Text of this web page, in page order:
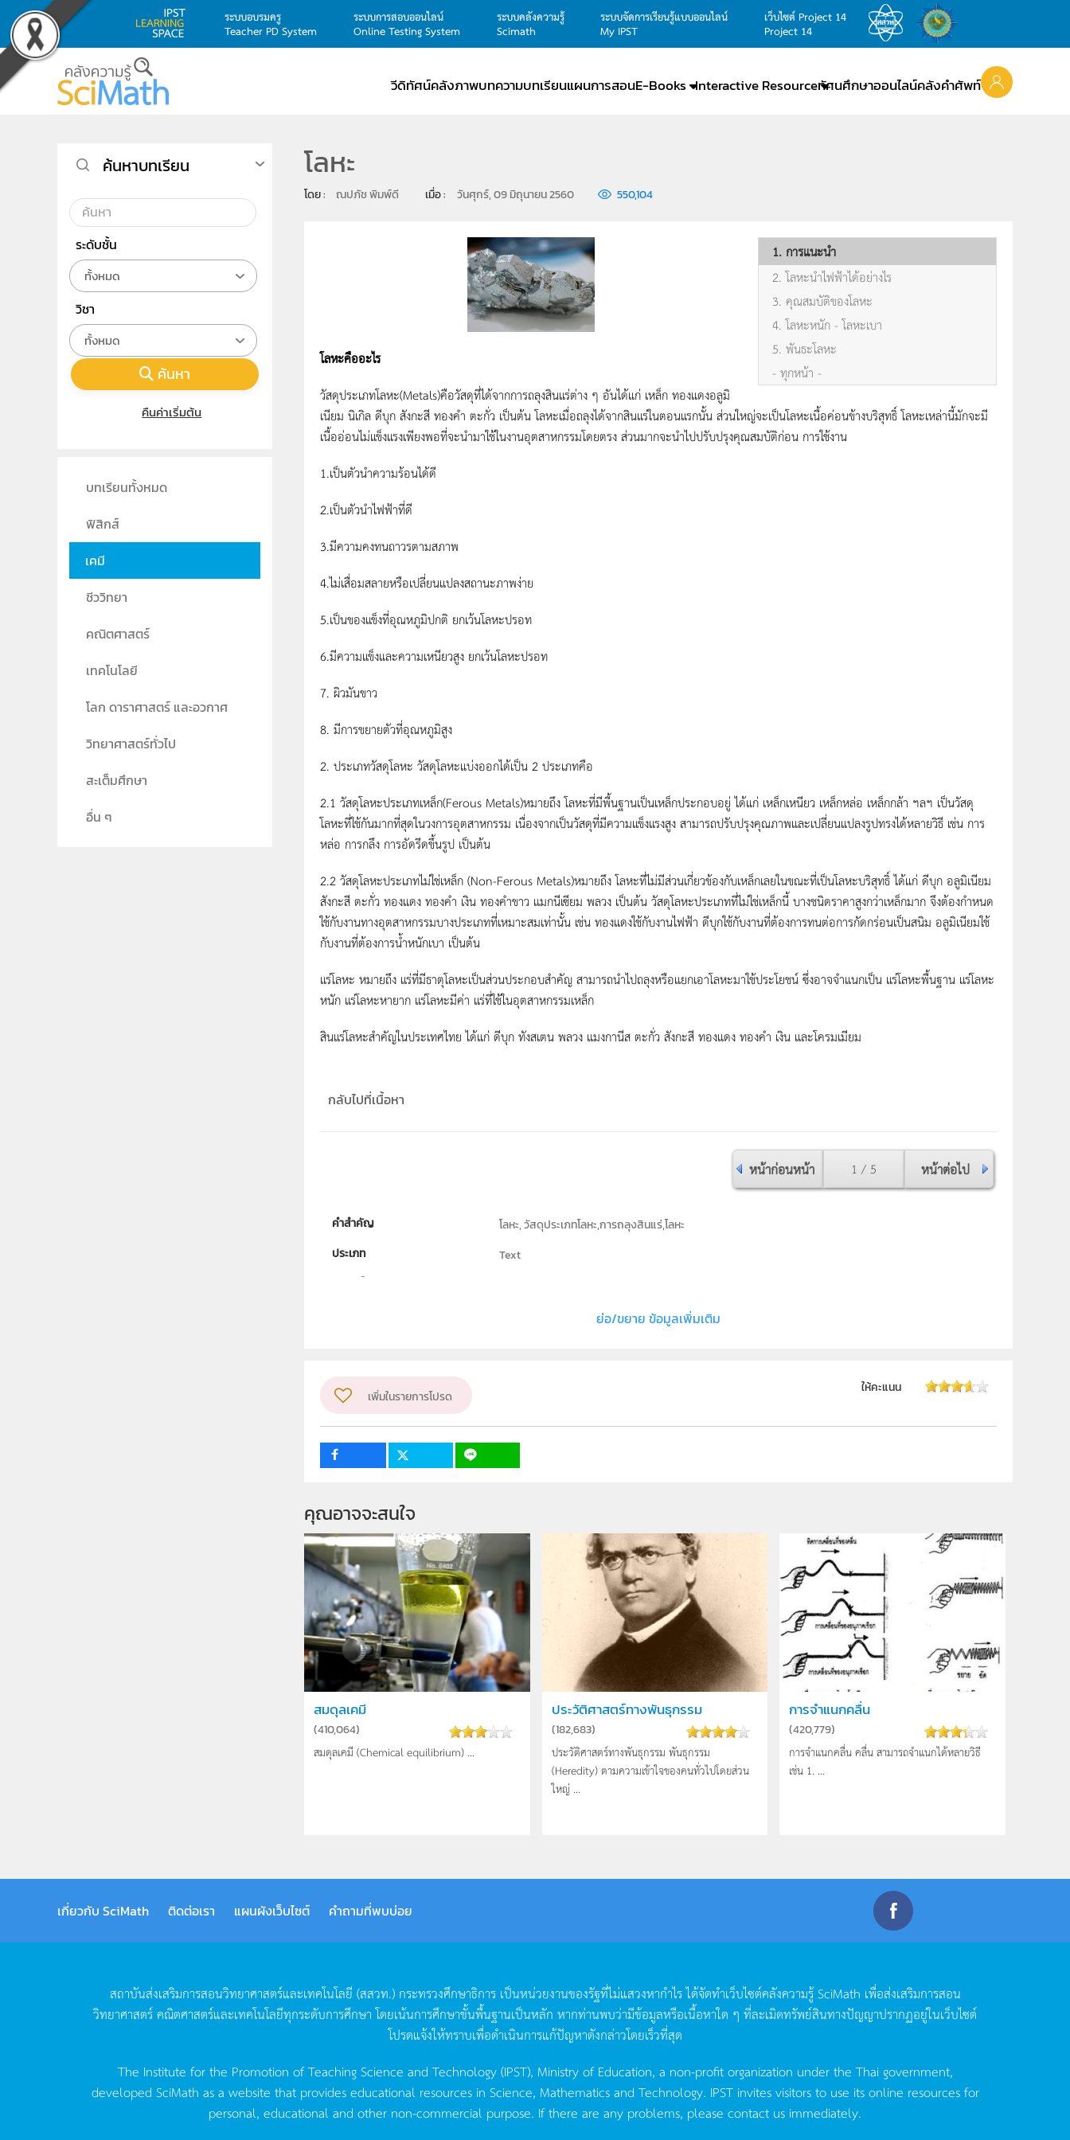
Skip to main content
ระบบอบรมครู
Teacher PD System
ระบบการสอบออนไลน์
Online Testing System
ระบบคลังความรู้
Scimath
ระบบจัดการเรียนรู้แบบออนไลน์
My IPST
เว็บไซต์ Project 14
Project 14
วีดิทัศน์คลังภาพบทความบทเรียนแผนการสอนE-Books Interactive Resourceทัศนศึกษาออนไลน์คลังคำศัพท์
โลหะ
โดย : ณปภัช พิมพ์ดี เมื่อ : วันศุกร์, 09 มิถุนายน 2560 550,104
1. การแนะนำ
2. โลหะนำไฟฟ้าได้อย่างไร
3. คุณสมบัติของโลหะ
4. โลหะหนัก - โลหะเบา
5. พันธะโลหะ
- ทุกหน้า -
โลหะคืออะไร
วัสดุประเภทโลหะ(Metals)คือวัสดุที่ได้จากการถลุงสินแร่ต่าง ๆ อันได้แก่ เหล็ก ทองแดงอลูมิ
เนียม นิเกิล ดีบุก สังกะสี ทองคำ ตะกั่ว เป็นต้น โลหะเมื่อถลุงได้จากสินแร่ในตอนแรกนั้น ส่วนใหญ่จะเป็นโลหะเนื้อค่อนข้างบริสุทธิ์ โลหะเหล่านี้มักจะมี
เนื้ออ่อนไม่แข็งแรงเพียงพอที่จะนำมาใช้ในงานอุตสาหกรรมโดยตรง ส่วนมากจะนำไปปรับปรุงคุณสมบัติก่อน การใช้งาน
1.เป็นตัวนำความร้อนได้ดี
2.เป็นตัวนำไฟฟ้าที่ดี
3.มีความคงทนถาวรตามสภาพ
4.ไม่เสื่อมสลายหรือเปลี่ยนแปลงสถานะภาพง่าย
5.เป็นของแข็งที่อุณหภูมิปกติ ยกเว้นโลหะปรอท
6.มีความแข็งและความเหนียวสูง ยกเว้นโลหะปรอท
7. ผิวมันขาว
8. มีการขยายตัวที่อุณหภูมิสูง
2. ประเภทวัสดุโลหะ วัสดุโลหะแบ่งออกได้เป็น 2 ประเภทคือ
2.1 วัสดุโลหะประเภทเหล็ก(Ferous Metals)หมายถึง โลหะที่มีพื้นฐานเป็นเหล็กประกอบอยู่ ได้แก่ เหล็กเหนียว เหล็กหล่อ เหล็กกล้า ฯลฯ เป็นวัสดุ
โลหะที่ใช้กันมากที่สุดในวงการอุตสาหกรรม เนื่องจากเป็นวัสดุที่มีความแข็งแรงสูง สามารถปรับปรุงคุณภาพและเปลี่ยนแปลงรูปทรงได้หลายวิธี เช่น การ
หล่อ การกลึง การอัดรีดขึ้นรูป เป็นต้น
2.2 วัสดุโลหะประเภทไม่ใช่เหล็ก (Non-Ferous Metals)หมายถึง โลหะที่ไม่มีส่วนเกี่ยวข้องกับเหล็กเลยในขณะที่เป็นโลหะบริสุทธิ์ ได้แก่ ดีบุก อลูมิเนียม
สังกะสี ตะกั่ว ทองแดง ทองคำ เงิน ทองคำขาว แมกนีเซียม พลวง เป็นต้น วัสดุโลหะประเภทที่ไม่ใช่เหล็กนี้ บางชนิดราคาสูงกว่าเหล็กมาก จึงต้องกำหนด
ใช้กับงานทางอุตสาหกรรมบางประเภทที่เหมาะสมเท่านั้น เช่น ทองแดงใช้กับงานไฟฟ้า ดีบุกใช้กับงานที่ต้องการทนต่อการกัดกร่อนเป็นสนิม อลูมิเนียมใช้
กับงานที่ต้องการน้ำหนักเบา เป็นต้น
แร่โลหะ หมายถึง แร่ที่มีธาตุโลหะเป็นส่วนประกอบสำคัญ สามารถนำไปถลุงหรือแยกเอาโลหะมาใช้ประโยชน์ ซึ่งอาจจำแนกเป็น แร่โลหะพื้นฐาน แร่โลหะ
หนัก แร่โลหะหายาก แร่โลหะมีค่า แร่ที่ใช้ในอุตสาหกรรมเหล็ก
สินแร่โลหะสำคัญในประเทศไทย ได้แก่ ดีบุก ทังสเตน พลวง แมงกานีส ตะกั่ว สังกะสี ทองแดง ทองคำ เงิน และโครมเมียม
กลับไปที่เนื้อหา
หน้าก่อนหน้า 1 / 5 หน้าต่อไป
คำสำคัญ
โลหะ, วัสดุประเภทโลหะ,การถลุงสินแร่,โลหะ
ประเภท
Text
กลุ่มเป้าหมาย
ย่อ/ขยาย ข้อมูลเพิ่มเติม
เพิ่มในรายการโปรด
ให้คะแนน
คุณอาจจะสนใจ
สมดุลเคมี
(410,064)
สมดุลเคมี (Chemical equilibrium) ...
ประวัติศาสตร์ทางพันธุกรรม
(182,683)
ประวัติศาสตร์ทางพันธุกรรม พันธุกรรม
(Heredity) ตามความเข้าใจของคนทั่วไปโดยส่วน
ใหญ่ ...
การจำแนกคลื่น
(420,779)
การจำแนกคลื่น คลื่น สามารถจำแนกได้หลายวิธี
เช่น 1. ...
ค้นหาบทเรียน
ระดับชั้น
ทั้งหมด
วิชา
ทั้งหมด
ค้นหา
คืนค่าเริ่มต้น
บทเรียนทั้งหมด
ฟิสิกส์
เคมี
ชีววิทยา
คณิตศาสตร์
เทคโนโลยี
โลก ดาราศาสตร์ และอวกาศ
วิทยาศาสตร์ทั่วไป
สะเต็มศึกษา
อื่น ๆ
เกี่ยวกับ SciMath ติดต่อเรา แผนผังเว็บไซต์ คำถามที่พบบ่อย
สถาบันส่งเสริมการสอนวิทยาศาสตร์และเทคโนโลยี (สสวท.) กระทรวงศึกษาธิการ เป็นหน่วยงานของรัฐที่ไม่แสวงหากำไรได้จัดทำเว็บไซต์คลังความรู้SciMath เพื่อส่งเสริมการสอน
วิทยาศาสตร์คณิตศาสตร์และเทคโนโลยีทุกระดับการศึกษา โดยเน้นการศึกษาขั้นพื้นฐานเป็นหลัก หากท่านพบว่ามีข้อมูลหรือเนื้อหาใด ๆ ที่ละเมิดทรัพย์สินทางปัญญาปรากฏอยู่ในเว็บไซต์
โปรดแจ้งให้ทราบเพื่อดำเนินการแก้ปัญหาดังกล่าวโดยเร็วที่สุด
The Institute for the Promotion of Teaching Science and Technology (IPST), Ministry of Education, a non-profit organization under the Thai government,
developed SciMath as a website that provides educational resources in Science, Mathematics and Technology. IPST invites visitors to use its online resources for
personal, educational and other non-commercial purpose. If there are any problems, please contact us immediately.